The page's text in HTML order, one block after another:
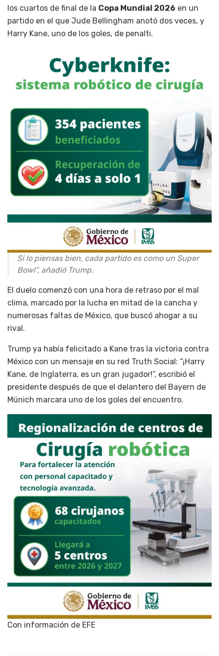
los cuartos de final de la Copa Mundial 2026 en un
partido en el que Jude Bellingham anotó dos veces, y
Harry Kane, uno de los goles, de penalti.
Si lo piensas bien, cada partido es como un Super
Bowl”, añadió Trump.
El duelo comenzó con una hora de retraso por el mal
clima, marcado por la lucha en mitad de la cancha y
numerosas faltas de México, que buscó ahogar a su
rival.
Trump ya había felicitado a Kane tras la victoria contra
México con un mensaje en su red Truth Social: “¡Harry
Kane, de Inglaterra, es un gran jugador!”, escribió el
presidente después de que el delantero del Bayern de
Múnich marcara uno de los goles del encuentro.
Con información de EFE